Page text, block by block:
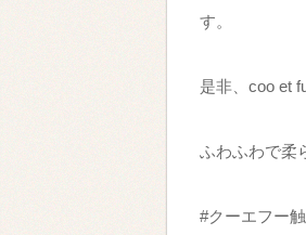
す。
是非、coo et
ふわふわで柔
#クーエフー